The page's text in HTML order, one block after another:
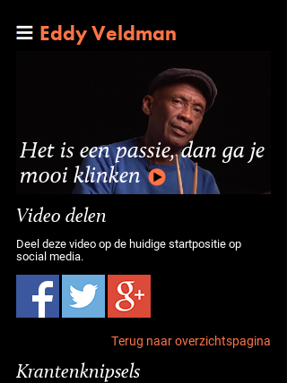
Eddy Veldman
Het is een passie, dan ga je
mooi klinken
Video delen
Deel deze video op de huidige startpositie op
social media.
Terug naar overzichtspagina
Krantenknipsels